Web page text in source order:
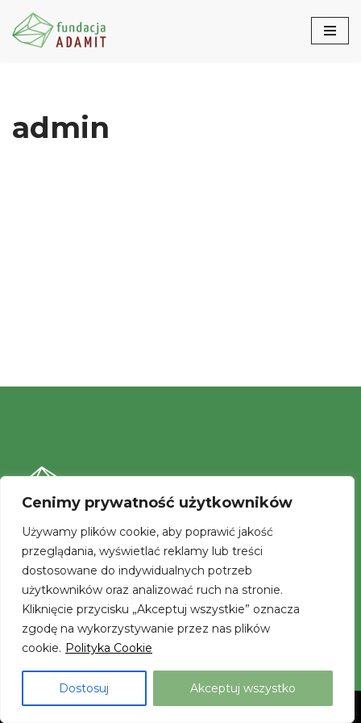
Cenimy prywatność użytkowników
Używamy plików cookie, aby poprawić jakość
przeglądania, wyświetlać reklamy lub treści
dostosowane do indywidualnych potrzeb
użytkowników oraz analizować ruch na stronie.
Kliknięcie przycisku „Akceptuj wszystkie” oznacza
zgodę na wykorzystywanie przez nas plików
cookie. Polityka Cookie
Dostosuj Akceptuj wszystko
Przejdź
admin
Fundacja Adamit
ul. Ks. Płk. W. Kubsza 28
44-300 Wodzisław Śląski
Godziny pracy:
od poniedziałku do piątku : od 8.00 do 16.00
Neve| Powered byWordPress